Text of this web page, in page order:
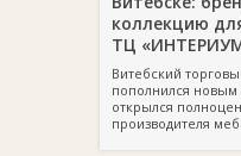
коллекцию
ТЦ
Витебский
пополнился новым
открылся
производителя